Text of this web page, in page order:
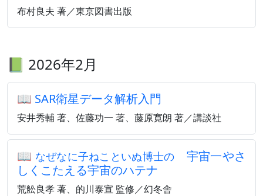
布村良夫 著／東京図書出版
📗 2026年2月
📖 SAR衛星データ解析入門
安井秀輔 著、佐藤功一 著、藤原寛朗 著／講談社
📖 なぜなに子ねこといぬ博士の 宇宙一やさ
しくこたえる宇宙のハテナ
荒舩良孝 著、的川泰宣 監修／幻冬舎